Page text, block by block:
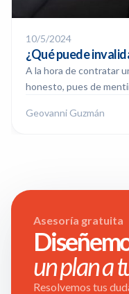
10/5/2024
¿Qué puede
A la hora de contratar
honesto, pues de
Geovanni Guzmán
Asesoría gratuita
un plan a
Resolvemos tus